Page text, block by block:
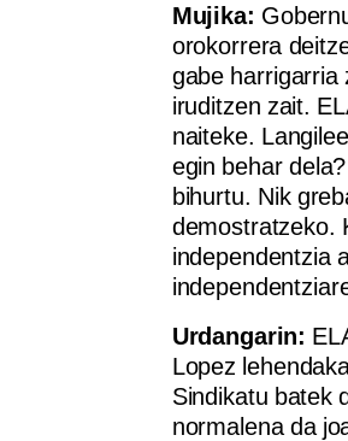
Mujika:
orokorrera
gabe harrigarria
iruditzen zait.
naiteke.
egin behar
bihurtu. Nik
demostratzeko.
independentzia
Urdangarin:
Lopez
Sindikatu batek
normalena da